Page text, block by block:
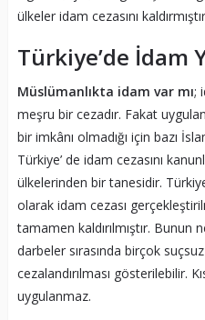
ülkeler idam cezasını
Türkiye’de İdam
Müslümanlıkta idam var mı;
meşru bir cezadır. Fakat
bir imkânı olmadığı için bazı
Türkiye’ de idam cezasını
ülkelerinden bir tanesidir.
olarak idam cezası
tamamen kaldırılmıştır.
darbeler sırasında birçok
cezalandırılması gösterilebilir.
uygulanmaz.